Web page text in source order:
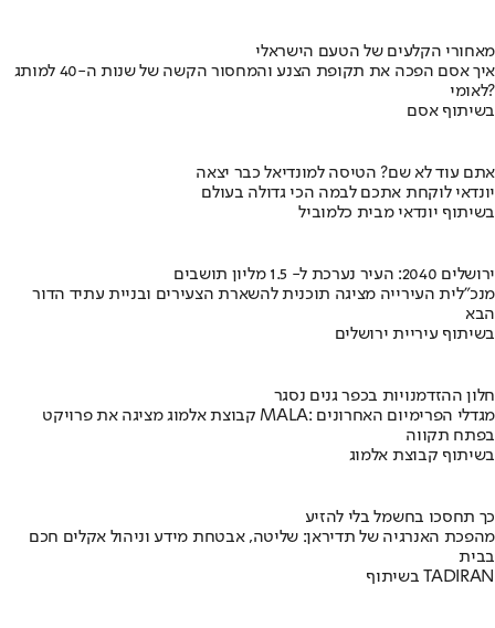
מאחורי הקלעים של הטעם הישראלי
איך אסם הפכה את תקופת הצנע והמחסור הקשה של שנות ה-40 למותג
לאומי?
בשיתוף אסם
אתם עוד לא שם? הטיסה למונדיאל כבר יצאה
יונדאי לוקחת אתכם לבמה הכי גדולה בעולם
בשיתוף יונדאי מבית כלמוביל
ירושלים 2040: העיר נערכת ל- 1.5 מליון תושבים
מנכ"לית העירייה מציגה תוכנית להשארת הצעירים ובניית עתיד הדור
הבא
בשיתוף עיריית ירושלים
חלון ההזדמנויות בכפר גנים נסגר
קבוצת אלמוג מציגה את פרויקט MALA: מגדלי הפרימיום האחרונים
בפתח תקווה
בשיתוף קבוצת אלמוג
כך תחסכו בחשמל בלי להזיע
מהפכת האנרגיה של תדיראן: שליטה, אבטחת מידע וניהול אקלים חכם
בבית
בשיתוף TADIRAN